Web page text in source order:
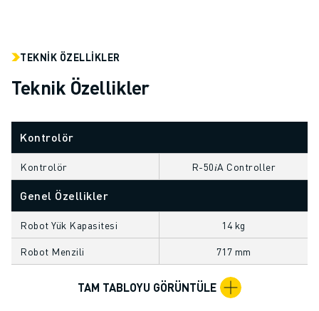
MEDIKAL
DEPOLAMA, LOJISTIK, SEVKIYAT
ARK KAYNAĞI
BIRLEŞTIRME
CNC TAŞLAMA
CNC FREZELEME
CNC TORNA
YÜKSEK HIZLI DELME VE KILAVUZ ÇEKME
MAKINE BESLEME
TEKNIK ÖZELLIKLER
Teknik Özellikler
Kontrolör
Kontrolör R-50𝑖A Controller
Genel Özellikler
Robot Yük Kapasitesi 14 kg
Robot Menzili 717 mm
TAM TABLOYU GÖRÜNTÜLE